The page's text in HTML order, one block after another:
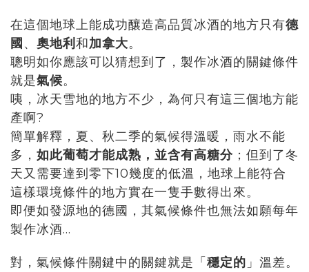
在這個地球上能成功釀造高品質冰酒的地方只有德
國 、 奧地利 和加拿大。
聰明如你應該可以猜想到了， 製作冰酒的關鍵條件
就是氣候。
咦，冰天雪地的地方不少，為何只有這三個地方能
產啊?
簡單解釋，夏、秋二季的氣候得溫暖，雨水不能
多， 如此葡萄才能成熟，並含有高糖分 ；但到了冬
天又需要達到零下10幾度的低溫，地球上能符合
這樣環境條件的地方實在一隻手數得出來。
即便如發源地的德國，其氣候條件也無法如願每年
製作冰酒...
對，氣候條件關鍵中的關鍵就是「 穩定的 」溫差。